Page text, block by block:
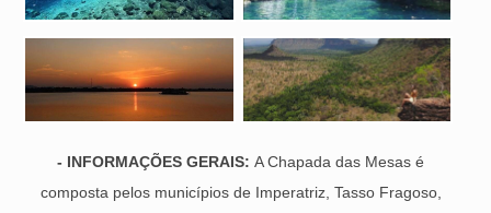
- INFORMAÇÕES GERAIS: A Chapada das Mesas é
composta pelos municípios de Imperatriz, Tasso Fragoso,